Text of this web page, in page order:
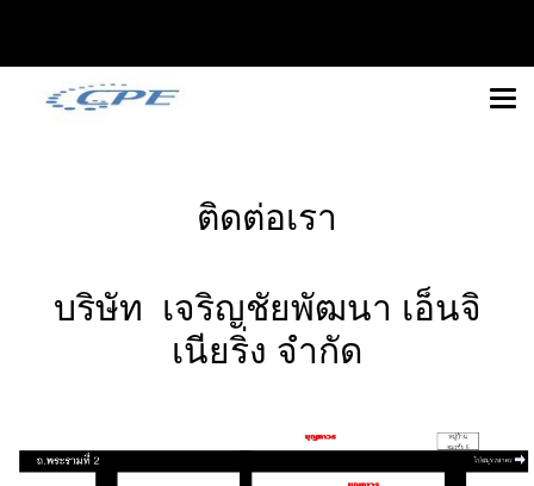
ติดต่อเรา
บริษัท เจริญชัยพัฒนา เอ็นจิ
เนียริ่ง จำกัด